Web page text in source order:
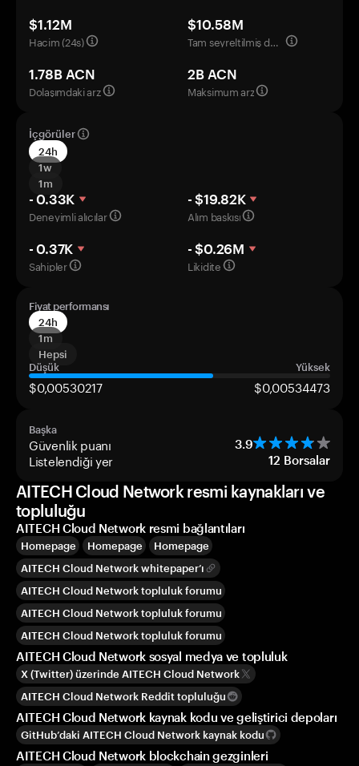
$1.12M
Hacim (24s)
$10.58M
Tam seyreltilmiş değerleme
1.78B ACN
Dolaşımdaki arz
2B ACN
Maksimum arz
İçgörüler
24h
1w
1m
- 0.33K
Deneyimli alıcılar
- $19.82K
Alım baskısı
- 0.37K
Sahipler
- $0.26M
Likidite
Fiyat performansı
24h
1m
Hepsi
Düşük
Yüksek
$0,00530217 $0,00534473
Başka
Güvenlik puanı 3.9
Listelendiği yer 12 Borsalar
AITECH Cloud Network resmi kaynakları ve
topluluğu
AITECH Cloud Network resmi bağlantıları
Homepage Homepage
Homepage
AITECH Cloud Network whitepaper’ı
AITECH Cloud Network topluluk forumu
AITECH Cloud Network topluluk forumu
AITECH Cloud Network topluluk forumu
AITECH Cloud Network sosyal medya ve topluluk
X (Twitter) üzerinde AITECH Cloud Network
AITECH Cloud Network Reddit topluluğu
AITECH Cloud Network kaynak kodu ve geliştirici depoları
GitHub’daki AITECH Cloud Network kaynak kodu
AITECH Cloud Network blockchain gezginleri